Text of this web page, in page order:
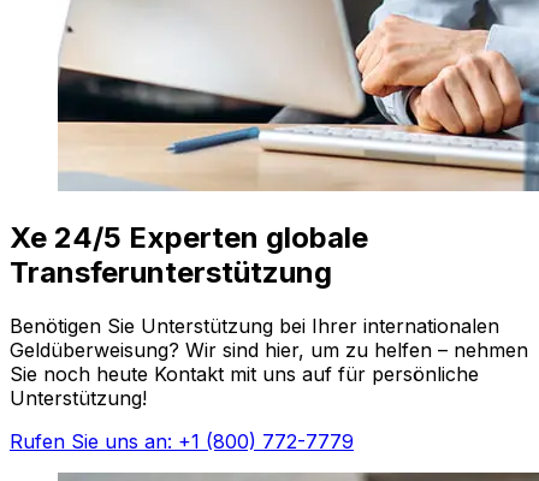
Xe 24/5 Experten globale
Transferunterstützung
Benötigen Sie Unterstützung bei Ihrer internationalen
Geldüberweisung? Wir sind hier, um zu helfen – nehmen
Sie noch heute Kontakt mit uns auf für persönliche
Unterstützung!
Rufen Sie uns an: +1 (800) 772-7779